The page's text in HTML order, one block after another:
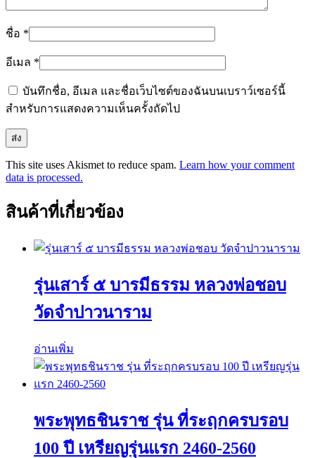
ชื่อ *
อีเมล *
บันทึกชื่อ, อีเมล และชื่อเว็บไซต์ของฉันบนเบราว์เซอร์นี้
สำหรับการแสดงความเห็นครั้งถัดไป
This site uses Akismet to reduce spam. Learn how your comment
data is processed.
สินค้าที่เกี่ยวข้อง
รุ่นเสาร์ ๕ บารมีธรรม หลวงพ่อชอบ
วัดจำปาวนาราม
อ่านเพิ่ม
พระพุทธชินราช รุ่น ที่ระฤกครบรอบ
100 ปี เหรียญรุ่นแรก 2460-2560